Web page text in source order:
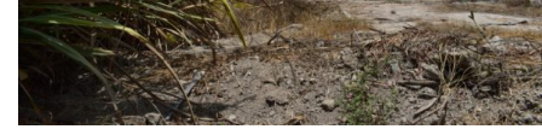
la
alta
demanda
de
este